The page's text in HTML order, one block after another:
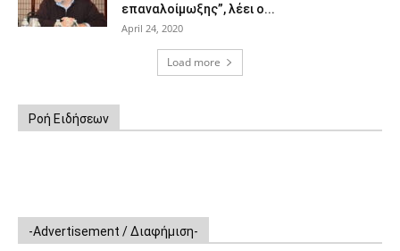
επαναλοίμωξης”, λέει ο...
April 24, 2020
Load more
Ροή Ειδήσεων
-Advertisement / Διαφήμιση-